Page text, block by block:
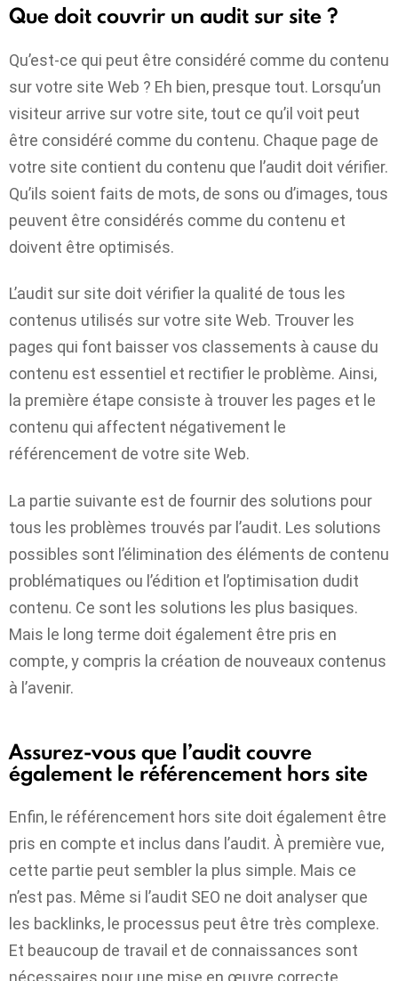
Que doit couvrir un audit sur site ?
Qu’est-ce qui peut être considéré comme du contenu
sur votre site Web ? Eh bien, presque tout. Lorsqu’un
visiteur arrive sur votre site, tout ce qu’il voit peut
être considéré comme du contenu. Chaque page de
votre site contient du contenu que l’audit doit vérifier.
Qu’ils soient faits de mots, de sons ou d’images, tous
peuvent être considérés comme du contenu et
doivent être optimisés.
L’audit sur site doit vérifier la qualité de tous les
contenus utilisés sur votre site Web. Trouver les
pages qui font baisser vos classements à cause du
contenu est essentiel et rectifier le problème. Ainsi,
la première étape consiste à trouver les pages et le
contenu qui affectent négativement le
référencement de votre site Web.
La partie suivante est de fournir des solutions pour
tous les problèmes trouvés par l’audit. Les solutions
possibles sont l’élimination des éléments de contenu
problématiques ou l’édition et l’optimisation dudit
contenu. Ce sont les solutions les plus basiques.
Mais le long terme doit également être pris en
compte, y compris la création de nouveaux contenus
à l’avenir.
Assurez-vous que l’audit couvre
également le référencement hors site
Enfin, le référencement hors site doit également être
pris en compte et inclus dans l’audit. À première vue,
cette partie peut sembler la plus simple. Mais ce
n’est pas. Même si l’audit SEO ne doit analyser que
les backlinks, le processus peut être très complexe.
Et beaucoup de travail et de connaissances sont
nécessaires pour une mise en œuvre correcte.